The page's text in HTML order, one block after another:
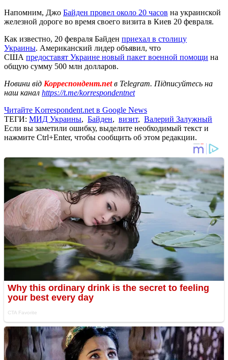
Напомним, Джо Байден провел около 20 часов на украинской
железной дороге во время своего визита в Киев 20 февраля.
Как известно, 20 февраля Байден приехал в столицу
Украины. Американский лидер объявил, что
США предоставят Украине новый пакет военной помощи на
общую сумму 500 млн долларов.
Новини від Корреспондент.netв Telegram. Підписуйтесь на
наш канал https://t.me/korrespondentnet
Читайте Korrespondent.net в Google News
ТЕГИ: МИД Украины, Байден, визит, Валерий Залужный
Если вы заметили ошибку, выделите необходимый текст и
нажмите Ctrl+Enter, чтобы сообщить об этом редакции.